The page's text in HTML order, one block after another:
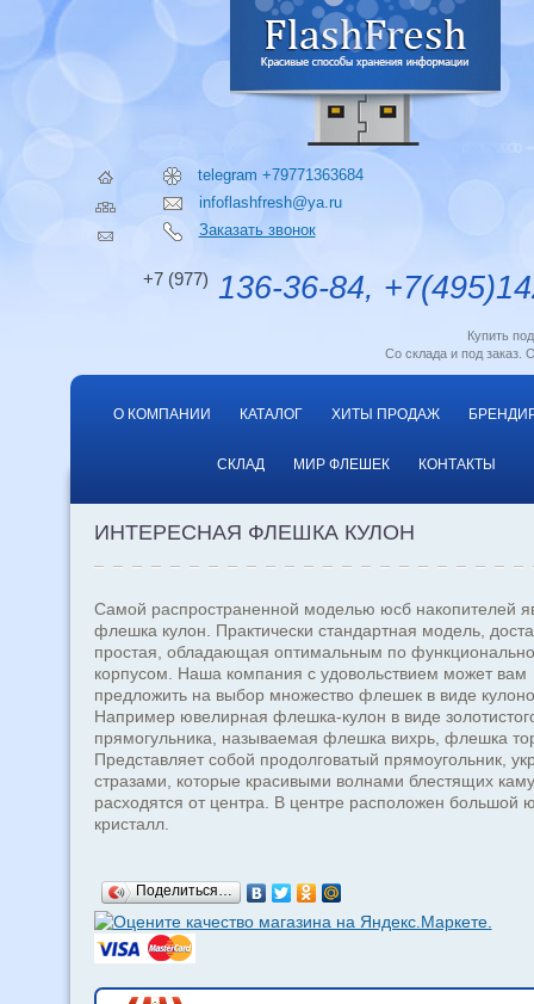
telegram +79771363684
infoflashfresh@ya.ru
Заказать звонок
+7 (977) 136-36-84,
Купить
Со склада и под заказ.
О КОМПАНИИ КАТАЛОГ ХИТЫ ПРОДАЖ
СКЛАД МИР ФЛЕШЕК КОНТАКТЫ
ИНТЕРЕСНАЯ ФЛЕШКА КУЛОН
Самой распространенной моделью юсб накопителей
флешка кулон. Практически стандартная модель,
простая, обладающая оптимальным по
корпусом. Наша компания с удовольствием может вам
предложить на выбор множество флешек в виде
Например ювелирная флешка-кулон в виде
прямогульника, называемая флешка вихрь, флешка
Представляет собой продолговатый прямоугольник,
стразами, которые красивыми волнами блестящих
расходятся от центра. В центре расположен большой
кристалл.
Поделиться…